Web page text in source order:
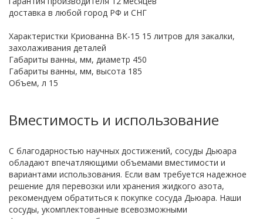
доставка в любой город РФ и СНГ
Характеристки Криованна ВК-15 15 литров для закалки,
захолаживания деталей
Габариты ванны, мм, диаметр 450
Габариты ванны, мм, высота 185
Объем, л 15
Вместимость и использование
С благодарностью научных достижений, сосуды Дьюара
обладают впечатляющими объемами вместимости и
вариантами использования. Если вам требуется надежное
решение для перевозки или хранения жидкого азота,
рекомендуем обратиться к покупке сосуда Дьюара. Наши
сосуды, укомплектованные всевозможными